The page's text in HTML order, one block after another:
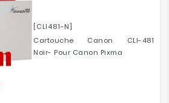
[CLI481-N]
Cartouche Canon CLI-481
Noir- Pour Canon Pixma